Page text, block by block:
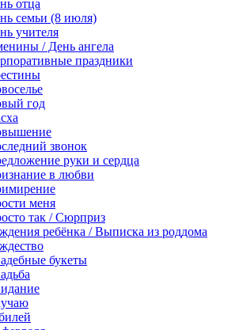
отца
семьи (8 июля)
учителя
/ День ангела
праздники
год
звонок
руки и сердца
в любви
меня
так / Сюрприз
ребёнка / Выписка из роддома
букеты